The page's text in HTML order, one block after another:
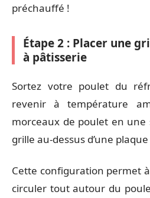
préchauffé !
Étape 2 : Placer une
à pâtisserie
Sortez votre poulet du
revenir à température
morceaux de poulet en une
grille au-dessus d’une
Cette configuration permet
circuler tout autour du